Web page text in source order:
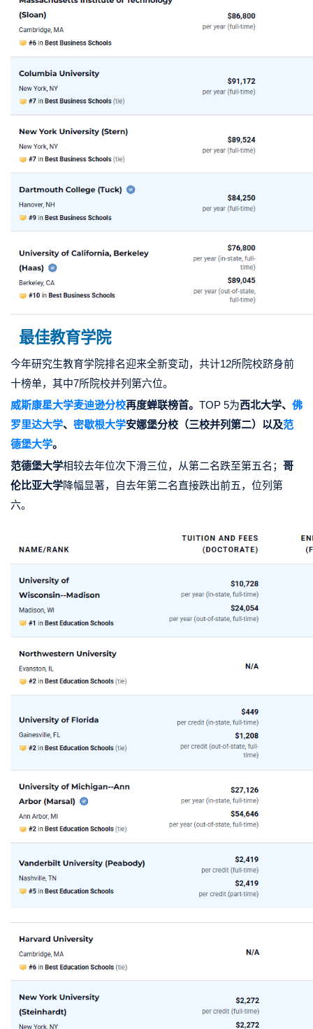
最佳教育学院
今年研究生教育学院排名迎来全新变动，共计12所院校跻身前
十榜单，其中7所院校并列第六位。
威斯康星大学麦迪逊分校再度蝉联榜首。 TOP 5为西北大学、 佛
罗里达大学、 密歇根大学安娜堡分校（三校并列第二）以及范
德堡大学。
范德堡大学相较去年位次下滑三位，从第二名跌至第五名； 哥
伦比亚大学降幅显著，自去年第二名直接跌出前五，位列第
六。